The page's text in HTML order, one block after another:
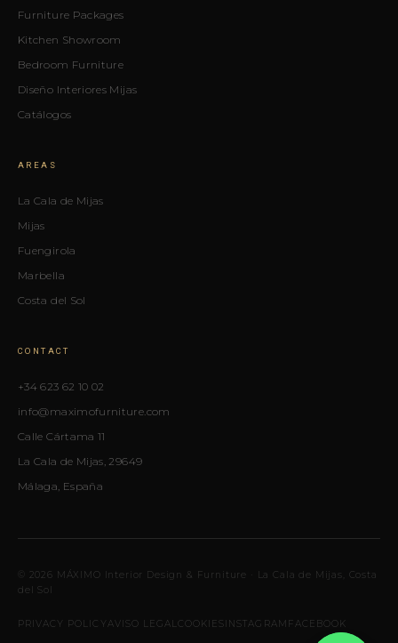
Furniture Packages
Kitchen Showroom
Bedroom Furniture
Diseño Interiores Mijas
Catálogos
AREAS
La Cala de Mijas
Mijas
Fuengirola
Marbella
Costa del Sol
CONTACT
+34 623 62 10 02
info@maximofurniture.com
Calle Cártama 11
La Cala de Mijas, 29649
Málaga, España
© 2026 MÁXIMO Interior Design & Furniture · La Cala de Mijas, Costa
del Sol
PRIVACY POLICYAVISO LEGALCOOKIESINSTAGRAM FACEBOOK